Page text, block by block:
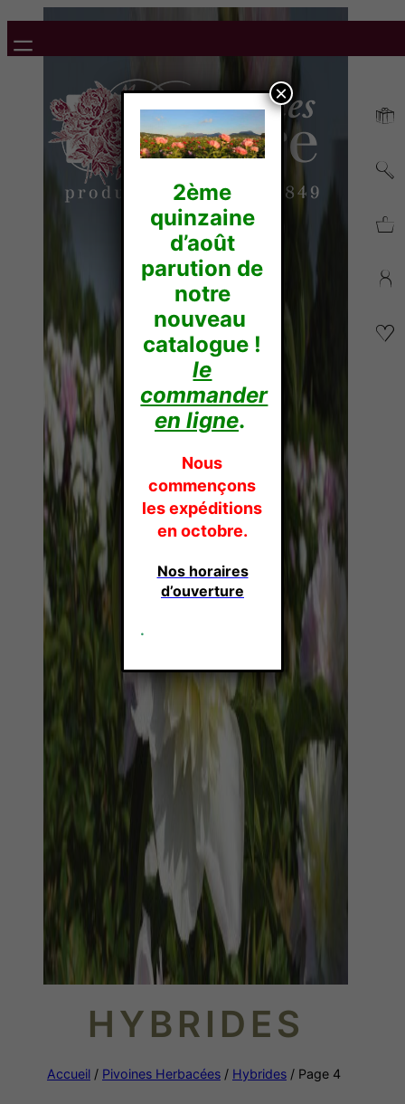
HYBRIDES
Accueil / Pivoines Herbacées / Hybrides / Page 4
2ème
quinzaine
d’août
parution de
notre
nouveau
catalogue !
le
commander
en ligne.
Nous
commençons
les expéditions
en octobre.
Nos horaires
d’ouverture
.
×